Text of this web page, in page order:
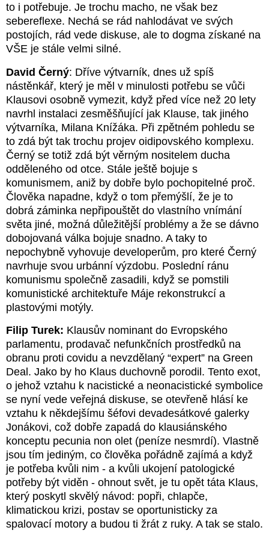
to i potřebuje. Je trochu macho, ne však bez
sebereflexe. Nechá se rád nahlodávat ve svých
postojích, rád vede diskuse, ale to dogma získané na
VŠE je stále velmi silné.
David Černý: Dříve výtvarník, dnes už spíš
nástěnkář, který je měl v minulosti potřebu se vůči
Klausovi osobně vymezit, když před více než 20 lety
navrhl instalaci zesměšňující jak Klause, tak jiného
výtvarníka, Milana Knížáka. Při zpětném pohledu se
to zdá být tak trochu projev oidipovského komplexu.
Černý se totiž zdá být věrným nositelem ducha
odděleného od otce. Stále ještě bojuje s
komunismem, aniž by dobře bylo pochopitelné proč.
Člověka napadne, když o tom přemýšlí, že je to
dobrá záminka nepřipouštět do vlastního vnímání
světa jiné, možná důležitější problémy a že se dávno
dobojovaná válka bojuje snadno. A taky to
nepochybně vyhovuje developerům, pro které Černý
navrhuje svou urbánní výzdobu. Poslední ránu
komunismu společně zasadili, když se pomstili
komunistické architektuře Máje rekonstrukcí a
plastovými motýly.
Filip Turek: Klausův nominant do Evropského
parlamentu, prodavač nefunkčních prostředků na
obranu proti covidu a nevzdělaný “expert” na Green
Deal. Jako by ho Klaus duchovně porodil. Tento exot,
o jehož vztahu k nacistické a neonacistické symbolice
se nyní vede veřejná diskuse, se otevřeně hlásí ke
vztahu k někdejšímu šéfovi devadesátkové galerky
Jonákovi, což dobře zapadá do klausiánského
konceptu pecunia non olet (peníze nesmrdí). Vlastně
jsou tím jediným, co člověka pořádně zajímá a když
je potřeba kvůli nim - a kvůli ukojení patologické
potřeby být viděn - ohnout svět, je tu opět táta Klaus,
který poskytl skvělý návod: popři, chlapče,
klimatickou krizi, postav se oportunisticky za
spalovací motory a budou ti žrát z ruky. A tak se stalo.